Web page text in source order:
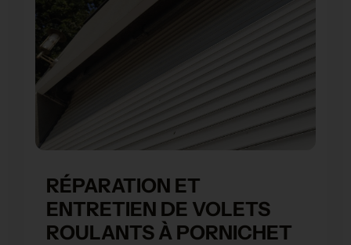
RÉPARATION ET
ENTRETIEN DE VOLETS
ROULANTS À PORNICHET